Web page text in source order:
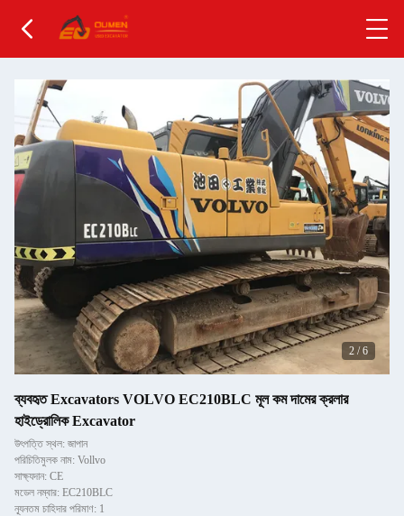
2 /6
ব্যবহৃত Excavators VOLVO EC210BLC মূল কম দামের ক্রলার
হাইড্রোলিক Excavator
উৎপত্তি স্থল: জাপান
পরিচিতিমুলক নাম: Vollvo
সাক্ষ্যদান: CE
মডেল নম্বার: EC210BLC
ন্যূনতম চাহিদার পরিমাণ: 1